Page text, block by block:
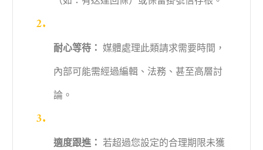
耐心等待： 媒體處理此類請求需要時間，
內部可能需經過編輯、法務、甚至高層討
論。
適度跟進： 若超過您設定的合理期限未獲